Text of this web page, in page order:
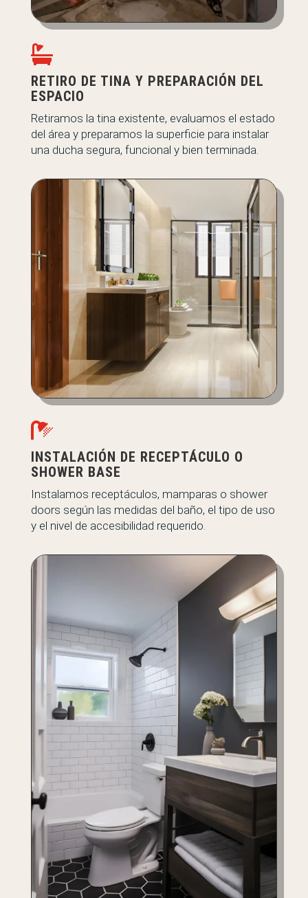

RETIRO DE TINA Y PREPARACIÓN DEL
ESPACIO
Retiramos la tina existente, evaluamos el estado
del área y preparamos la superficie para instalar
una ducha segura, funcional y bien terminada.

INSTALACIÓN DE RECEPTÁCULO O
SHOWER BASE
Instalamos receptáculos, mamparas o shower
doors según las medidas del baño, el tipo de uso
y el nivel de accesibilidad requerido.